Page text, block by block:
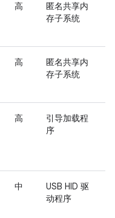
高
匿名共享内
存子系统
高
匿名共享内
存子系统
高
引导加载程
序
中
USB HID 驱
动程序